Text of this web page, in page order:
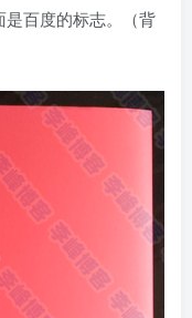
百度的标志。（背